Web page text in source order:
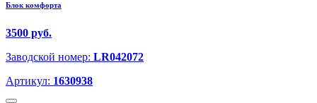
Блок комфорта
3500 руб.
Заводской номер: LR042072
Артикул: 1630938